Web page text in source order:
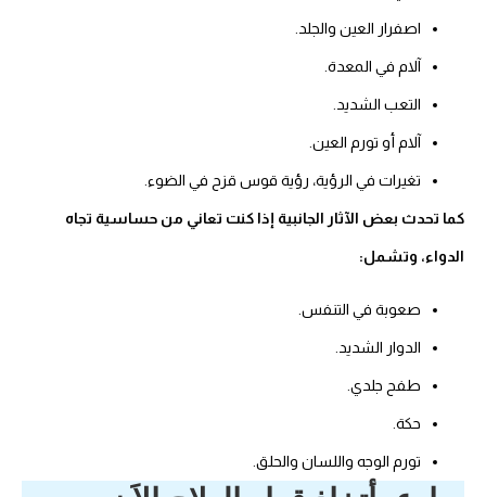
اصفرار العين والجلد.
آلام في المعدة.
التعب الشديد.
آلام أو تورم العين.
تغيرات في الرؤية، رؤية قوس قزح في الضوء.
كما تحدث بعض الآثار الجانبية إذا كنت تعاني من حساسية تجاه
الدواء، وتشمل:
صعوبة في التنفس.
الدوار الشديد.
طفح جلدي.
حكة.
تورم الوجه واللسان والحلق.